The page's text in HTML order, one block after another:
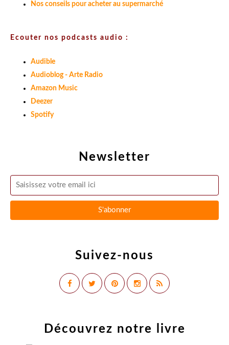
Newsletter
Suivez-nous
Nos conseils pour acheter au supermarché
Ecouter nos podcasts audio :
Audible
Audioblog - Arte Radio
Amazon Music
Deezer
Spotify
Découvrez notre livre